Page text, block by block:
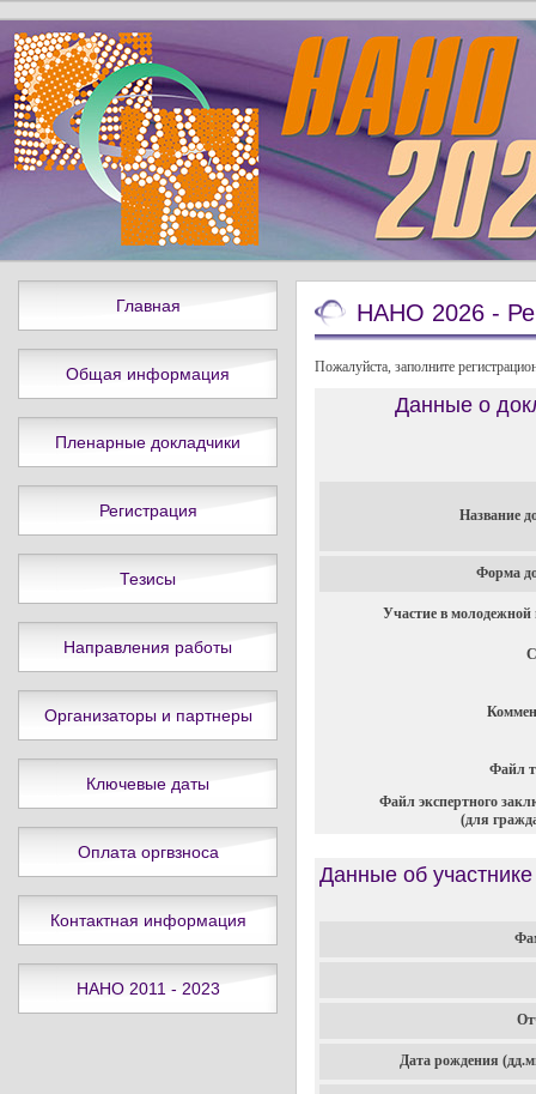
Главная
Общая информация
Пленарные докладчики
Регистрация
Тезисы
Направления работы
Организаторы и партнеры
Ключевые даты
Оплата оргвзноса
Контактная информация
НАНО 2011 - 2023
НАНО 2026 -
Пожалуйста, заполните
Данные о
Название
Форма
Участие в
Файл
Файл экспертного
(для
Данные об
Дата рождения